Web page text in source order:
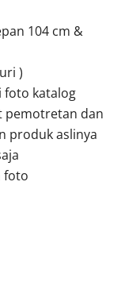
104 cm &
)
foto katalog
pemotretan dan
produk aslinya
foto